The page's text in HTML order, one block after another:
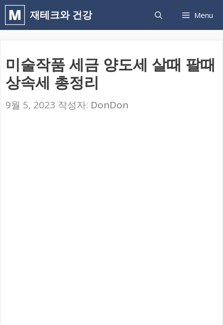
컨
텐
건
너
뛰
재테크와 건강 Menu
미술작품 세금 양도세 살때 팔때
상속세 총정리
9월 5, 2023 작성자: DonDon